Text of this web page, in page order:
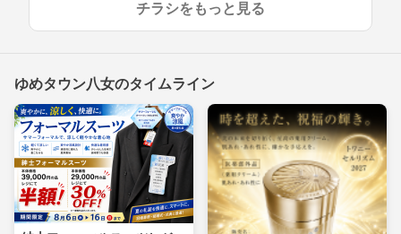
チラシをもっと見る
ゆめタウン八女のタイムライン